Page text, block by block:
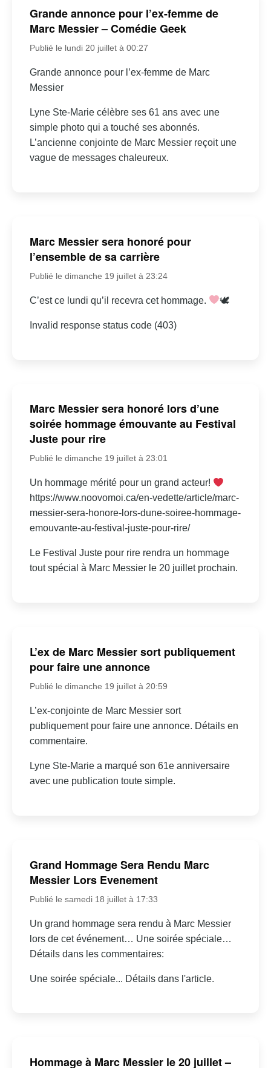
Grande annonce pour l’ex-femme de
Marc Messier – Comédie Geek
Publié le lundi 20 juillet à 00:27
Grande annonce pour l’ex-femme de Marc
Messier
Lyne Ste-Marie célèbre ses 61 ans avec une
simple photo qui a touché ses abonnés.
L’ancienne conjointe de Marc Messier reçoit une
vague de messages chaleureux.
Marc Messier sera honoré pour
l’ensemble de sa carrière
Publié le dimanche 19 juillet à 23:24
C’est ce lundi qu’il recevra cet hommage. 🕊
Invalid response status code (403)
Marc Messier sera honoré lors d’une
soirée hommage émouvante au Festival
Juste pour rire
Publié le dimanche 19 juillet à 23:01
Un hommage mérité pour un grand acteur!
https://www.noovomoi.ca/en-vedette/article/marc-
messier-sera-honore-lors-dune-soiree-hommage-
emouvante-au-festival-juste-pour-rire/
Le Festival Juste pour rire rendra un hommage
tout spécial à Marc Messier le 20 juillet prochain.
L’ex de Marc Messier sort publiquement
pour faire une annonce
Publié le dimanche 19 juillet à 20:59
L’ex-conjointe de Marc Messier sort
publiquement pour faire une annonce. Détails en
commentaire.
Lyne Ste-Marie a marqué son 61e anniversaire
avec une publication toute simple.
Grand Hommage Sera Rendu Marc
Messier Lors Evenement
Publié le samedi 18 juillet à 17:33
Un grand hommage sera rendu à Marc Messier
lors de cet événement… Une soirée spéciale…
Détails dans les commentaires:
Une soirée spéciale... Détails dans l'article.
Hommage à Marc Messier le 20 juillet –